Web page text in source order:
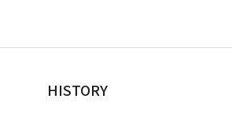
HISTORY